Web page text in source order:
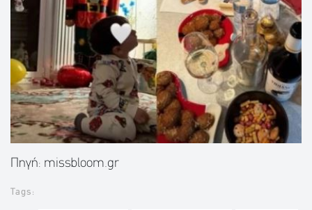
Πηγή: missbloom.gr
Tags: